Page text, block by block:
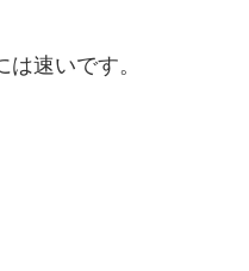
速いです。